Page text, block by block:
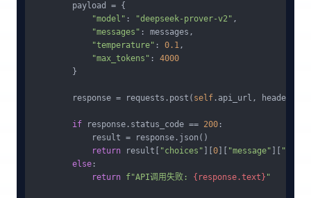
        payload = {
"model" : "deepseek-prover-v2" ,
"messages" : messages,
"temperature" : 0.1,
"max_tokens" : 4000
        }
        response = requests.post(
self .api_url, headers=
if response.status_code == 200 :
            result = response.json()
return result[ "choices" 0 "message"
else :
return f"API调用失败: {response.text} "